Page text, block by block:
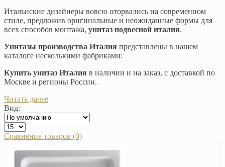
Итальнские дизайнеры вовсю оторвались на современном
стиле, предложив оригинальные и неожиданные формы для
всех способов монтажа, унитаз подвесной италия.
Унитазы производства Италия представлены в нашем
каталоге несколькими фабриками:
Купить унитаз Италия в наличии и на заказ, с доставкой по
Москве и регионы России.
Читать далее
Вид:
Сравнение товаров (0)